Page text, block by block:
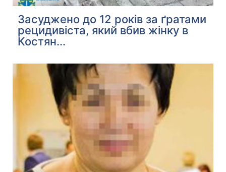
Засуджено до 12 років за ґратами
рецидивіста, який вбив жінку в
Костян...